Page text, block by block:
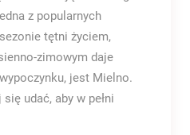
z popularnych
tętni życiem,
zimowym daje
jest Mielno.
udać, aby w pełni